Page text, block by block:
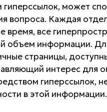
может
вопроса. Каждая
время, все
объем информации.
страницы,
интерес для
гиперссылок,
в этой информации.